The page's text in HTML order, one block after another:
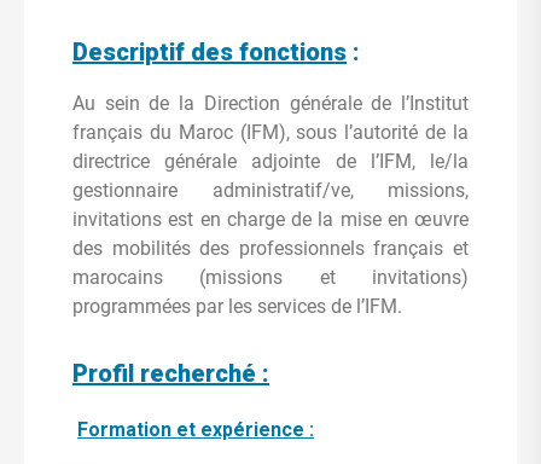
Descriptif des fonctions :
Au sein de la Direction générale de l’Institut
français du Maroc (IFM), sous l’autorité de la
directrice générale adjointe de l’IFM, le/la
gestionnaire administratif/ve, missions,
invitations est en charge de la mise en œuvre
des mobilités des professionnels français et
marocains (missions et invitations)
programmées par les services de l’IFM.
Profil recherché :
Formation et expérience :